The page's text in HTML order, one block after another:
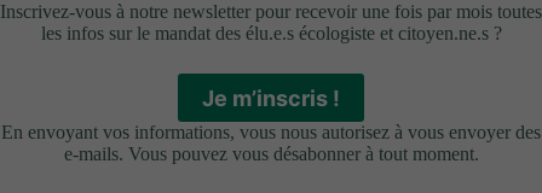
Inscrivez-vous à notre newsletter pour recevoir une fois par mois toutes
les infos sur le mandat des élu.e.s écologiste et citoyen.ne.s ?
Je m’inscris !
En envoyant vos informations, vous nous autorisez à vous envoyer des
e-mails. Vous pouvez vous désabonner à tout moment.